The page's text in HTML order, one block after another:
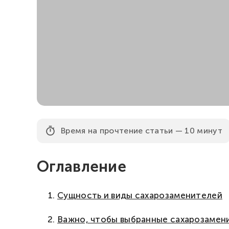
Время на прочтение статьи — 10 минут
Оглавление
Сущность и виды сахарозаменителей
Важно, чтобы выбранные